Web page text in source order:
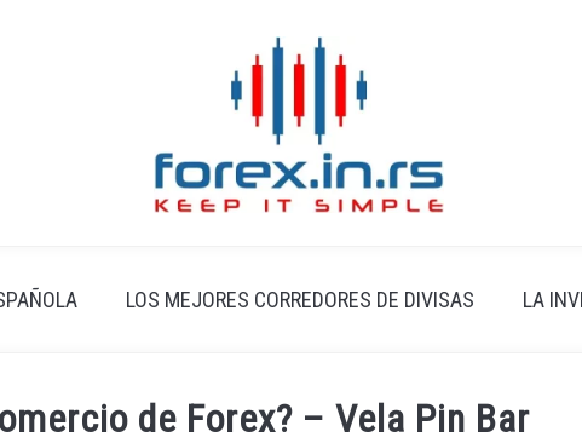
LOS MEJORES CORREDORES DE DIVISAS LA
de Forex? – Vela Pin Bar